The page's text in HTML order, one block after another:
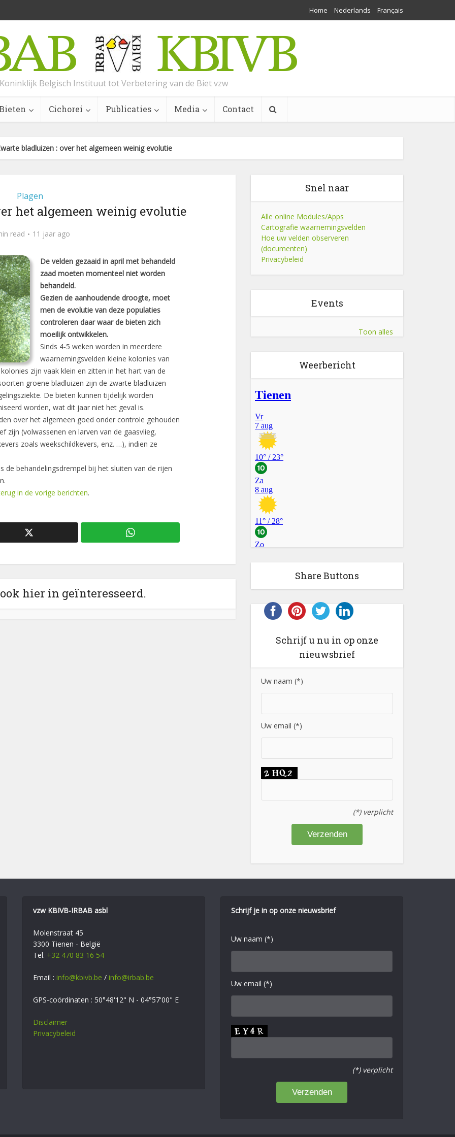
Home Nederlands Français
Koninklijk Belgisch Instituut tot Verbetering van de Biet vzw
Cichorei Publicaties Media Contact
bladluizen : over het algemeen weinig evolutie
Plagen
het algemeen weinig evolutie
read 11 jaar ago
De velden gezaaid in april met behandeld
zaad moeten momenteel niet worden
behandeld.
Gezien de aanhoudende droogte, moet
men de evolutie van deze populaties
controleren daar waar de bieten zich
moeilijk ontwikkelen.
Sinds 4-5 weken worden in meerdere
waarnemingsvelden kleine kolonies van
zijn vaak klein en zitten in het hart van de
groene bladluizen zijn de zwarte bladluizen
De bieten kunnen tijdelijk worden
worden, wat dit jaar niet het geval is.
over het algemeen goed onder controle gehouden
zijn (volwassenen en larven van de gaasvlieg,
zoals weekschildkevers, enz. …), indien ze
de behandelingsdrempel bij het sluiten van de rijen
in de vorige berichten.
hier in geïnteresseerd.
Snel naar
Alle online Modules/Apps
Cartografie waarnemingsvelden
Hoe uw velden observeren
(documenten)
Privacybeleid
Events
Toon alles
Weerbericht
Share Buttons
Schrijf u nu in op onze
nieuwsbrief
Uw naam (*)
Uw email (*)
(*) verplicht
vzw KBIVB-IRBAB asbl
Molenstraat 45
3300 Tienen - België
Tel. +32 470 83 16 54
Email : info@kbivb.be / info@irbab.be
GPS-coördinaten : 50°48'12" N - 04°57'00" E
Disclaimer
Privacybeleid
Schrijf je in op onze nieuwsbrief
Uw naam (*)
Uw email (*)
(*) verplicht